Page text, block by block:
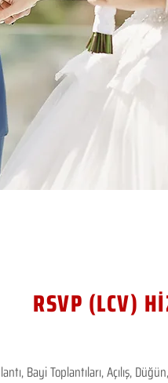
RSVP (LCV)
Bayi Toplantıları, Açılış,